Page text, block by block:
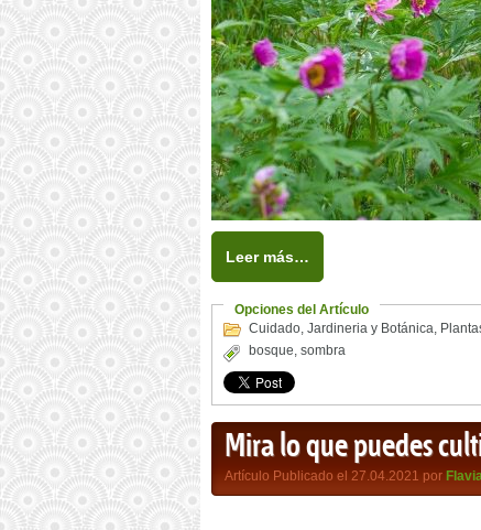
Leer más…
Opciones del Artículo
Cuidado, Jardineria y Botánica,
bosque, sombra
Mira lo que puedes
Artículo Publicado el 27.04.2021 por